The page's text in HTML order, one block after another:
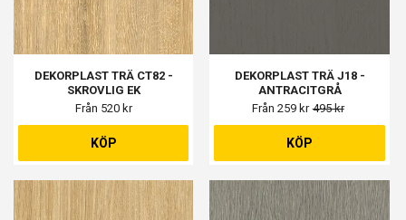
DEKORPLAST TRÄ CT82 -
SKROVLIG EK
Från 520 kr
KÖP
DEKORPLAST TRÄ J18 -
ANTRACITGRÅ
Från 259 kr 495 kr
KÖP